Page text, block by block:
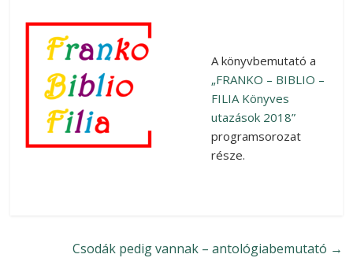
A könyvbemutató a
„FRANKO – BIBLIO –
FILIA Könyves
utazások 2018”
programsorozat
része.
Csodák pedig vannak – antológiabemutató →